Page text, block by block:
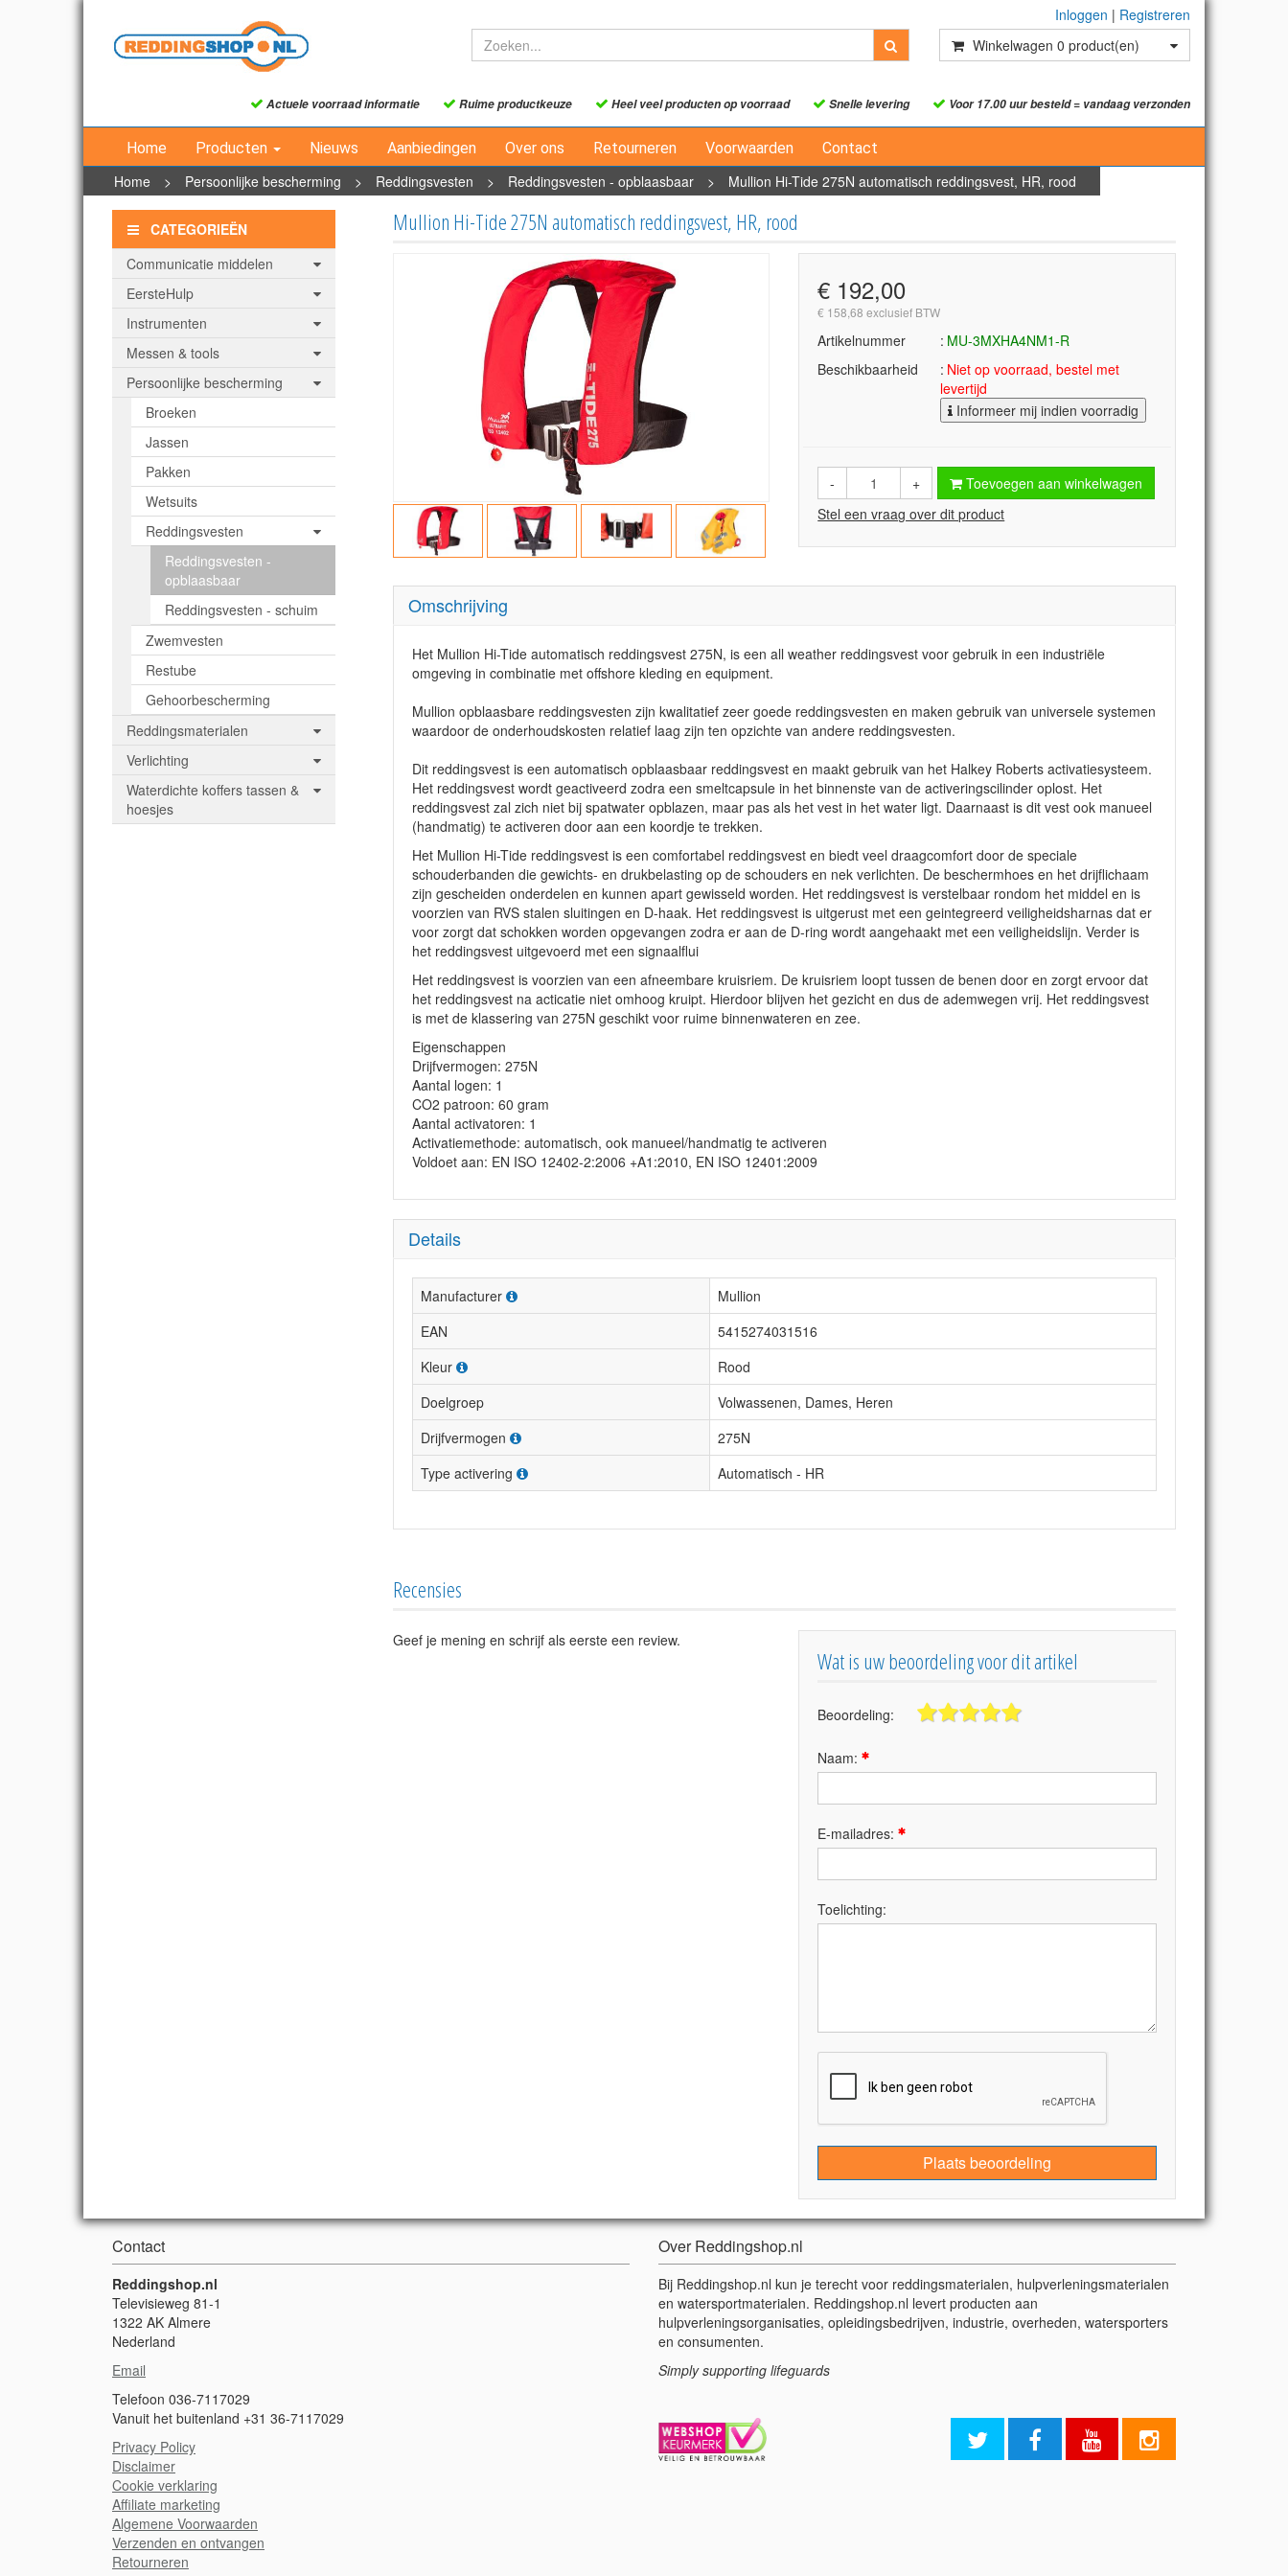
Inloggen | Registreren
Winkelwagen 0 product(en)
Actuele voorraad informatie Ruime productkeuze Heel veel producten op voorraad Snelle levering Voor 17.00 uur besteld = vandaag verzonden
Home Producten Nieuws Aanbiedingen Over ons Retourneren Voorwaarden Contact
Home > Persoonlijke bescherming > Reddingsvesten > Reddingsvesten - opblaasbaar > Mullion Hi-Tide 275N automatisch reddingsvest, HR, rood
CATEGORIEËN
Communicatie middelen
EersteHulp
Instrumenten
Messen & tools
Persoonlijke bescherming
Broeken
Jassen
Pakken
Wetsuits
Reddingsvesten
Reddingsvesten -
opblaasbaar
Reddingsvesten - schuim
Zwemvesten
Restube
Gehoorbescherming
Reddingsmaterialen
Verlichting
Waterdichte koffers tassen &
hoesjes
Mullion Hi-Tide 275N automatisch reddingsvest, HR, rood
€ 192,00
€ 158,68 exclusief BTW
Artikelnummer
MU-3MXHA4NM1-R
Beschikbaarheid
Niet op voorraad, bestel met
levertijd
Informeer mij indien voorradig
- +
Toevoegen aan winkelwagen
Stel een vraag over dit product
Omschrijving
Het Mullion Hi-Tide automatisch reddingsvest 275N, is een all weather reddingsvest voor gebruik in een industriële
omgeving in combinatie met offshore kleding en equipment.
Mullion opblaasbare reddingsvesten zijn kwalitatief zeer goede reddingsvesten en maken gebruik van universele systemen
waardoor de onderhoudskosten relatief laag zijn ten opzichte van andere reddingsvesten.
Dit reddingsvest is een automatisch opblaasbaar reddingsvest en maakt gebruik van het Halkey Roberts activatiesysteem.
Het reddingsvest wordt geactiveerd zodra een smeltcapsule in het binnenste van de activeringscilinder oplost. Het
reddingsvest zal zich niet bij spatwater opblazen, maar pas als het vest in het water ligt. Daarnaast is dit vest ook manueel
(handmatig) te activeren door aan een koordje te trekken.
Het Mullion Hi-Tide reddingsvest is een comfortabel reddingsvest en biedt veel draagcomfort door de speciale
schouderbanden die gewichts- en drukbelasting op de schouders en nek verlichten. De beschermhoes en het drijflichaam
zijn gescheiden onderdelen en kunnen apart gewisseld worden. Het reddingsvest is verstelbaar rondom het middel en is
voorzien van RVS stalen sluitingen en D-haak. Het reddingsvest is uitgerust met een geintegreerd veiligheidsharnas dat er
voor zorgt dat schokken worden opgevangen zodra er aan de D-ring wordt aangehaakt met een veiligheidslijn. Verder is
het reddingsvest uitgevoerd met een signaalflui
Het reddingsvest is voorzien van een afneembare kruisriem. De kruisriem loopt tussen de benen door en zorgt ervoor dat
het reddingsvest na acticatie niet omhoog kruipt. Hierdoor blijven het gezicht en dus de ademwegen vrij. Het reddingsvest
is met de klassering van 275N geschikt voor ruime binnenwateren en zee.
Eigenschappen
Drijfvermogen: 275N
Aantal logen: 1
CO2 patroon: 60 gram
Aantal activatoren: 1
Activatiemethode: automatisch, ook manueel/handmatig te activeren
Voldoet aan: EN ISO 12402-2:2006 +A1:2010, EN ISO 12401:2009
Details
Manufacturer
Mullion
EAN
5415274031516
Kleur
Rood
Doelgroep
Volwassenen, Dames, Heren
Drijfvermogen
275N
Type activering
Automatisch - HR
Recensies
Geef je mening en schrijf als eerste een review.
Wat is uw beoordeling voor dit artikel
Beoordeling:
Naam:
E-mailadres:
Toelichting:
Plaats beoordeling
Contact
Reddingshop.nl
Televisieweg 81-1
1322 AK Almere
Nederland
Email
Telefoon 036-7117029
Vanuit het buitenland +31 36-7117029
Privacy Policy
Disclaimer
Cookie verklaring
Affiliate marketing
Algemene Voorwaarden
Verzenden en ontvangen
Retourneren
Over Reddingshop.nl
Bij Reddingshop.nl kun je terecht voor reddingsmaterialen, hulpverleningsmaterialen
en watersportmaterialen. Reddingshop.nl levert producten aan
hulpverleningsorganisaties, opleidingsbedrijven, industrie, overheden, watersporters
en consumenten.
Simply supporting lifeguards